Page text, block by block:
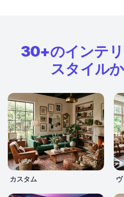
30+のインテ
スタイル
カスタム